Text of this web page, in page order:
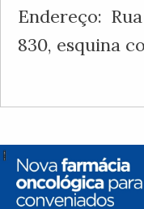
Endereço:
830, esquina